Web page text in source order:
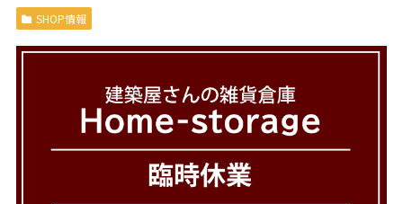
SHOP情報